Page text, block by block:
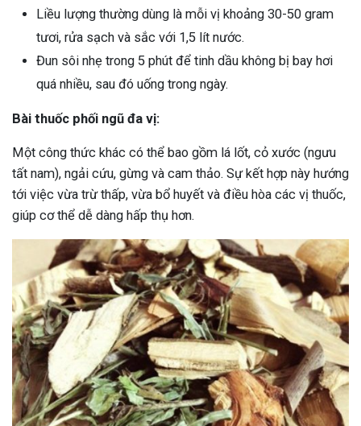
Liều lượng thường dùng là mỗi vị khoảng 30-50 gram
tươi, rửa sạch và sắc với 1,5 lít nước.
Đun sôi nhẹ trong 5 phút để tinh dầu không bị bay hơi
quá nhiều, sau đó uống trong ngày.
Bài thuốc phối ngũ đa vị:
Một công thức khác có thể bao gồm lá lốt, cỏ xước (ngưu
tất nam), ngải cứu, gừng và cam thảo. Sự kết hợp này hướng
tới việc vừa trừ thấp, vừa bổ huyết và điều hòa các vị thuốc,
giúp cơ thể dễ dàng hấp thụ hơn.